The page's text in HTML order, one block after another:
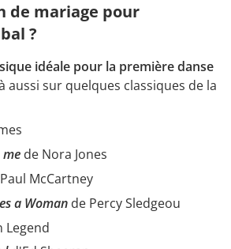
de mariage pour
?
idéale pour la première danse
aussi sur quelques classiques de la
me de Nora Jones
McCartney
a Woman de Percy Sledgeou
Legend